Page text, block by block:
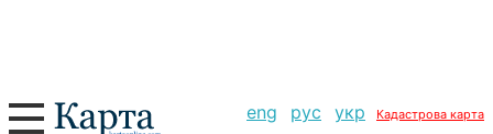
eng рус укр Кадастрова карта